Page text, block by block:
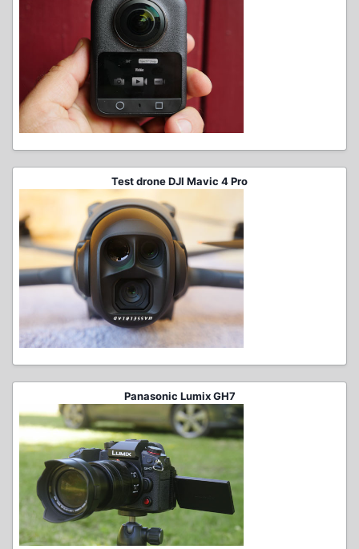
Test drone DJI Mavic 4 Pro
Panasonic Lumix GH7